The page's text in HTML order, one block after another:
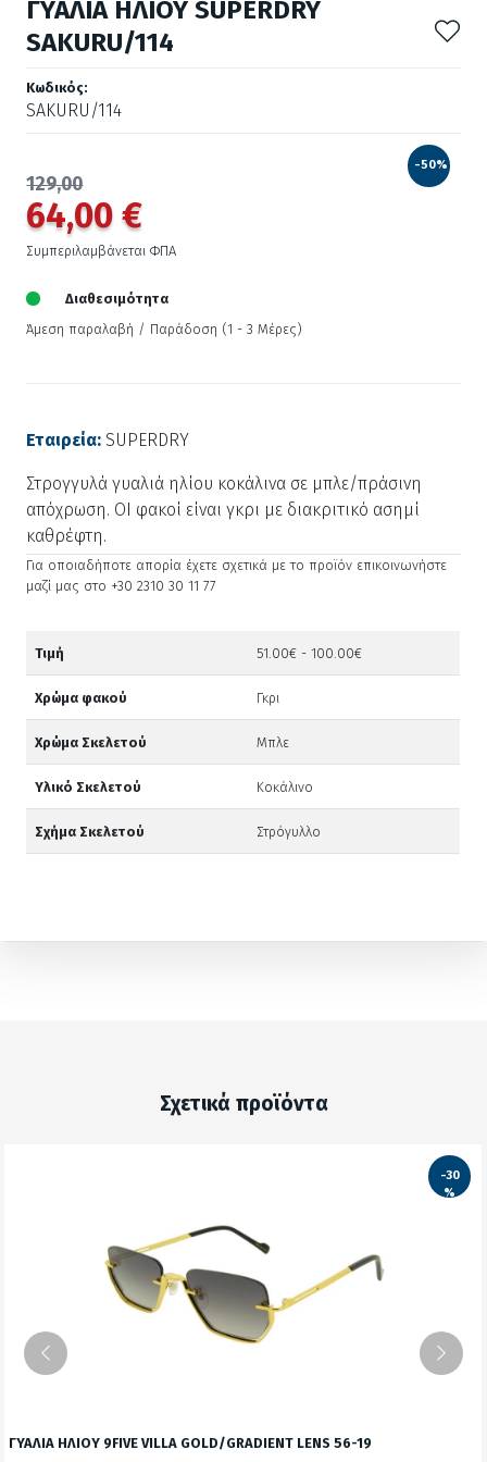
ΓΥΑΛΙΑ ΗΛΙΟΥ SUPERDRY
SAKURU/114
Κωδικός:
SAKURU/114
129,00
64,00 €
-50%
Συμπεριλαμβάνεται ΦΠΑ
Διαθεσιμότητα
Άμεση παραλαβή / Παράδoση (1 - 3 Μέρες)
Εταιρεία: SUPERDRY
Στρογγυλά γυαλιά ηλίου κοκάλινα σε μπλε/πράσινη
απόχρωση. ΟΙ φακοί είναι γκρι με διακριτικό ασημί
καθρέφτη.
Για οποιαδήποτε απορία έχετε σχετικά με το προϊόν επικοινωνήστε
μαζί μας στο +30 2310 30 11 77
Τιμή 51.00€ - 100.00€
Χρώμα φακού Γκρι
Χρώμα Σκελετού Μπλε
Υλικό Σκελετού Κοκάλινο
Σχήμα Σκελετού Στρόγυλλο
Σχετικά προϊόντα
-30
%
ΓΥΑΛΙΑ ΗΛΙΟΥ 9FIVE VILLA GOLD/GRADIENT LENS 56-19